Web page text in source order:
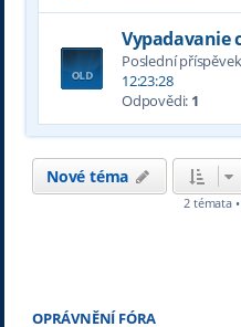
Vypadavanie
Poslední
12:23:28
Odpovědi: 1
Nové téma
2 témata
OPRÁVNĚNÍ FÓRA